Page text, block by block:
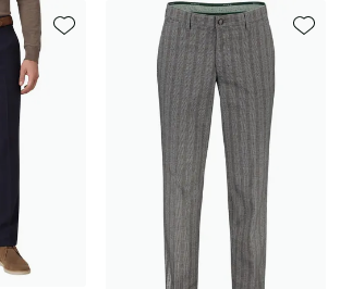
Toevoegen aan favorieten